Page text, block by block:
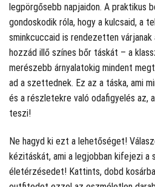
legpörgősebb napjaidon. A praktikus
gondoskodik róla, hogy a kulcsaid, a
sminkcuccaid is rendezetten várjanak
hozzád illő színes bőr táskát – a
merészebb árnyalatokig mindent
ad a szettednek. Ez az a táska, ami
és a részletekre való odafigyelés az,
teszi!
Ne hagyd ki ezt a lehetőséget!
kézitáskát, ami a legjobban kifejezi a
életérzésedet! Kattints, dobd